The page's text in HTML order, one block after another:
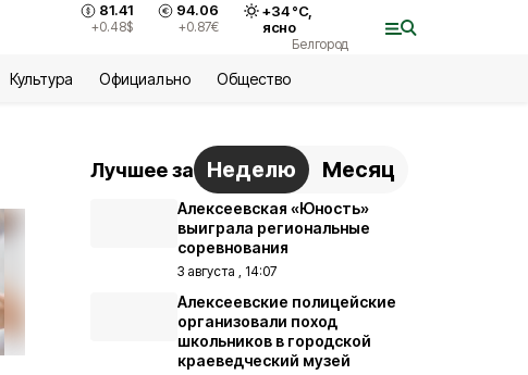
81.41
+0.48$
94.06
+0.87€
+34°С,
ясно
Белгород
Культура Официально Общество
Лучшее за Неделю Месяц
Алексеевская «Юность»
выиграла региональные
соревнования
3 августа , 14:07
Алексеевские полицейские
организовали поход
школьников в городской
краеведческий музей